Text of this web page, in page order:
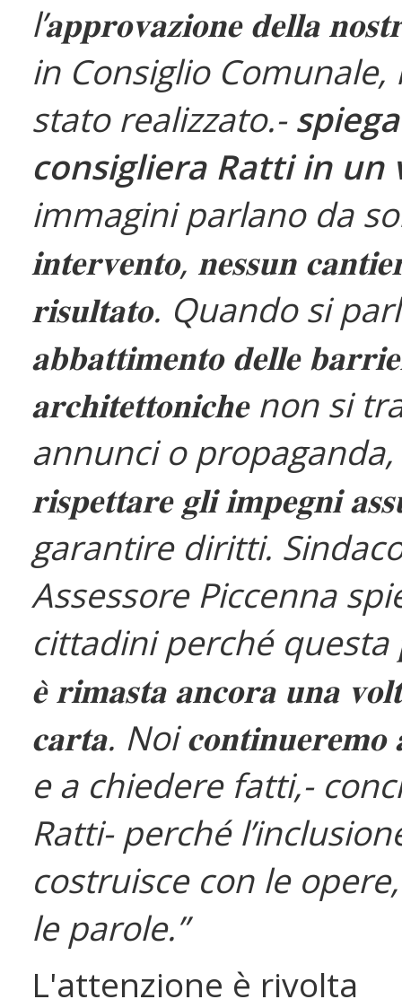
l’𝐚𝐩𝐩𝐫𝐨𝐯𝐚𝐳𝐢𝐨𝐧𝐞 𝐝𝐞𝐥𝐥𝐚
in Consiglio Comunale,
stato realizzato.-
consigliera Ratti in un
immagini parlano da
𝐢𝐧𝐭𝐞𝐫𝐯𝐞𝐧𝐭𝐨, 𝐧𝐞𝐬𝐬𝐮𝐧
𝐫𝐢𝐬𝐮𝐥𝐭𝐚𝐭𝐨. Quando si
𝐚𝐛𝐛𝐚𝐭𝐭𝐢𝐦𝐞𝐧𝐭𝐨 𝐝𝐞𝐥𝐥𝐞
𝐚𝐫𝐜𝐡𝐢𝐭𝐞𝐭𝐭𝐨𝐧𝐢𝐜𝐡𝐞 non si
annunci o
𝐫𝐢𝐬𝐩𝐞𝐭𝐭𝐚𝐫𝐞 𝐠𝐥𝐢 𝐢𝐦𝐩𝐞𝐠𝐧𝐢
garantire diritti.
Assessore Piccenna
cittadini perché questa
𝐞̀ 𝐫𝐢𝐦𝐚𝐬𝐭𝐚 𝐚𝐧𝐜𝐨𝐫𝐚 𝐮𝐧𝐚
𝐜𝐚𝐫𝐭𝐚. Noi 𝐜𝐨𝐧𝐭𝐢𝐧𝐮𝐞𝐫𝐞𝐦𝐨
e a chiedere fatti,-
Ratti- perché
costruisce con le
le parole.”
L'attenzione è rivolta